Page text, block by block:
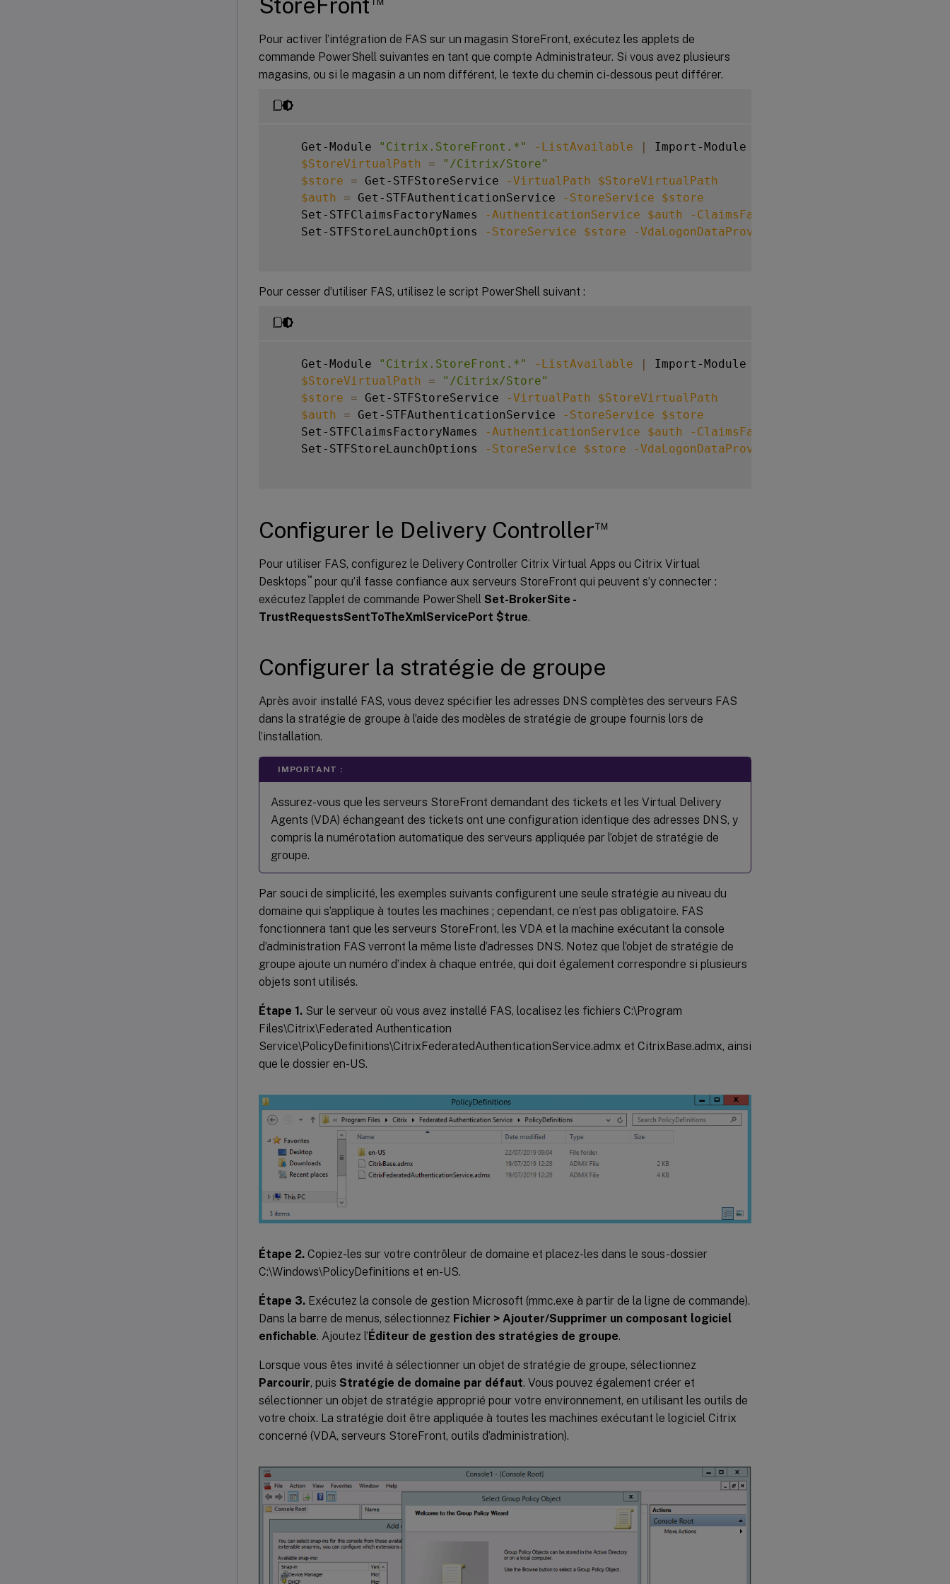
Pour activer l’intégration de FAS sur un magasin StoreFront, exécutez les applets de
commande PowerShell suivantes en tant que compte Administrateur. Si vous avez plusieurs
magasins, ou si le magasin a un nom différent, le texte du chemin ci-dessous peut différer.
    Get-Module
"Citrix.StoreFront.*" -ListAvailable |
Import-Module
$StoreVirtualPath =
"/Citrix/Store"
$store = Get-STFStoreService -VirtualPath
$StoreVirtualPath
$auth = Get-STFAuthenticationService -StoreService
$store
    Set-STFClaimsFactoryNames
-AuthenticationService $auth -ClaimsFactoryName
    Set-STFStoreLaunchOptions
-StoreService $store -VdaLogonDataProvider
Pour cesser d’utiliser FAS, utilisez le script PowerShell suivant :
    Get-Module
"Citrix.StoreFront.*" -ListAvailable |
Import-Module
$StoreVirtualPath =
"/Citrix/Store"
$store = Get-STFStoreService -VirtualPath
$StoreVirtualPath
$auth = Get-STFAuthenticationService -StoreService
$store
    Set-STFClaimsFactoryNames
-AuthenticationService $auth -ClaimsFactoryName
    Set-STFStoreLaunchOptions
-StoreService $store -VdaLogonDataProvider
Configurer le Delivery Controller™
Pour utiliser FAS, configurez le Delivery Controller Citrix Virtual Apps ou Citrix Virtual
Desktops ™ pour qu’il fasse confiance aux serveurs StoreFront qui peuvent s’y connecter :
exécutez l’applet de commande PowerShell Set-BrokerSite -
TrustRequestsSentToTheXmlServicePort $true.
Configurer la stratégie de groupe
Après avoir installé FAS, vous devez spécifier les adresses DNS complètes des serveurs FAS
dans la stratégie de groupe à l’aide des modèles de stratégie de groupe fournis lors de
l’installation.
IMPORTANT :
Assurez-vous que les serveurs StoreFront demandant des tickets et les Virtual Delivery
Agents (VDA) échangeant des tickets ont une configuration identique des adresses DNS, y
compris la numérotation automatique des serveurs appliquée par l’objet de stratégie de
groupe.
Par souci de simplicité, les exemples suivants configurent une seule stratégie au niveau du
domaine qui s’applique à toutes les machines ; cependant, ce n’est pas obligatoire. FAS
fonctionnera tant que les serveurs StoreFront, les VDA et la machine exécutant la console
d’administration FAS verront la même liste d’adresses DNS. Notez que l’objet de stratégie de
groupe ajoute un numéro d’index à chaque entrée, qui doit également correspondre si plusieurs
objets sont utilisés.
Étape 1. Sur le serveur où vous avez installé FAS, localisez les fichiers C:\Program
Files\Citrix\Federated Authentication
Service\PolicyDefinitions\CitrixFederatedAuthenticationService.admx et CitrixBase.admx, ainsi
que le dossier en-US.
Étape 2. Copiez-les sur votre contrôleur de domaine et placez-les dans le sous-dossier
C:\Windows\PolicyDefinitions et en-US.
Étape 3. Exécutez la console de gestion Microsoft (mmc.exe à partir de la ligne de commande).
Dans la barre de menus, sélectionnez Fichier > Ajouter/Supprimer un composant logiciel
enfichable. Ajoutez l’Éditeur de gestion des stratégies de groupe.
Lorsque vous êtes invité à sélectionner un objet de stratégie de groupe, sélectionnez
Parcourir, puis Stratégie de domaine par défaut. Vous pouvez également créer et
sélectionner un objet de stratégie approprié pour votre environnement, en utilisant les outils de
votre choix. La stratégie doit être appliquée à toutes les machines exécutant le logiciel Citrix
concerné (VDA, serveurs StoreFront, outils d’administration).